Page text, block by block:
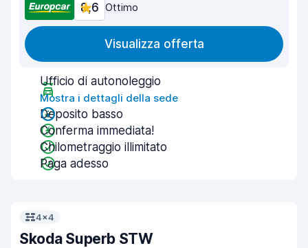
8,6 Ottimo
Visualizza offerta
Ufficio di autonoleggio
Mostra i dettagli della sede
Deposito basso
Conferma immediata!
Chilometraggio illimitato
Paga adesso
4x4
Skoda Superb STW